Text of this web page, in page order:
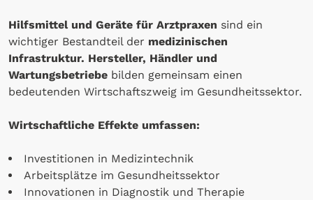
Hilfsmittel und Geräte für Arztpraxen sind ein
wichtiger Bestandteil der medizinischen
Infrastruktur. Hersteller, Händler und
Wartungsbetriebe bilden gemeinsam einen
bedeutenden Wirtschaftszweig im Gesundheitssektor.
Wirtschaftliche Effekte umfassen:
Investitionen in Medizintechnik
Arbeitsplätze im Gesundheitssektor
Innovationen in Diagnostik und Therapie